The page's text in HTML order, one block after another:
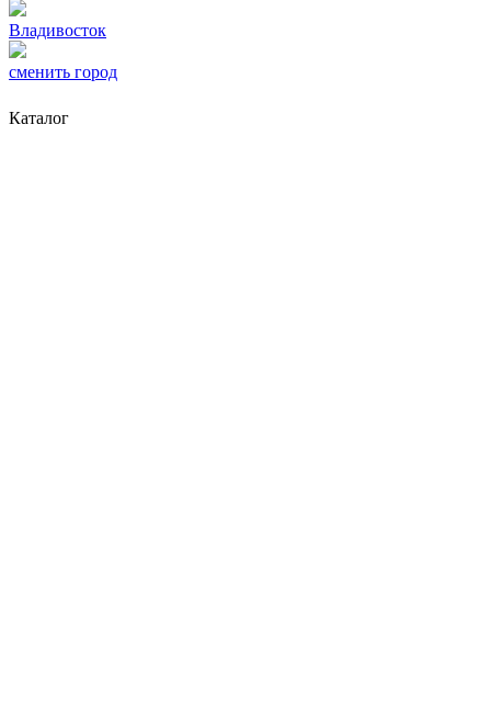
Владивосток
сменить город
Каталог